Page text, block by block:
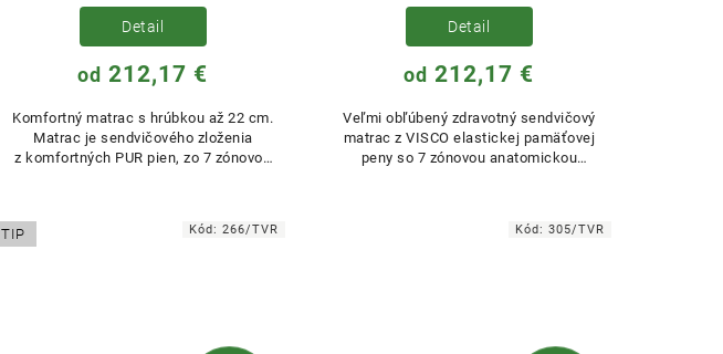
od 212,17 €
Detail
Komfortný matrac s hrúbkou až 22 cm.
Matrac je sendvičového zloženia
z komfortných PUR pien, zo 7 zónovou
od 212,17 €
Detail
Veľmi obľúbený zdravotný sendvičový
matrac z VISCO elastickej pamäťovej
peny so 7 zónovou anatomickou
TIP Kód:266/TVR Kód:305/TVR